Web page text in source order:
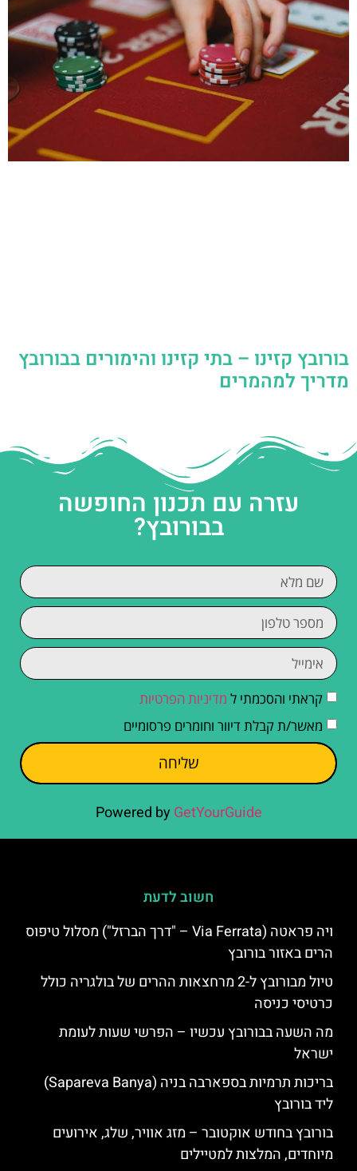
בורובץ קזינו – בתי קזינו והימורים בבורובץ
מדריך למהמרים
עזרה עם תכנון החופשה
בבורובץ?
קראתי והסכמתי ל מדיניות הפרטיות
מאשר/ת קבלת דיוור וחומרים פרסומיים
שליחה
Powered by GetYourGuide
חשוב לדעת
ויה פראטה (Via Ferrata – "דרך הברזל") מסלול טיפוס
הרים באזור בורובץ
טיול מבורובץ ל-2 מרחצאות ההרים של בולגריה כולל
כרטיסי כניסה
מה השעה בבורובץ עכשיו – הפרשי שעות לעומת
ישראל
בריכות תרמיות בספארבה בניה (Sapareva Banya)
ליד בורובץ
בורובץ בחודש אוקטובר – מזג אוויר, שלג, אירועים
מיוחדים, המלצות למטיילים